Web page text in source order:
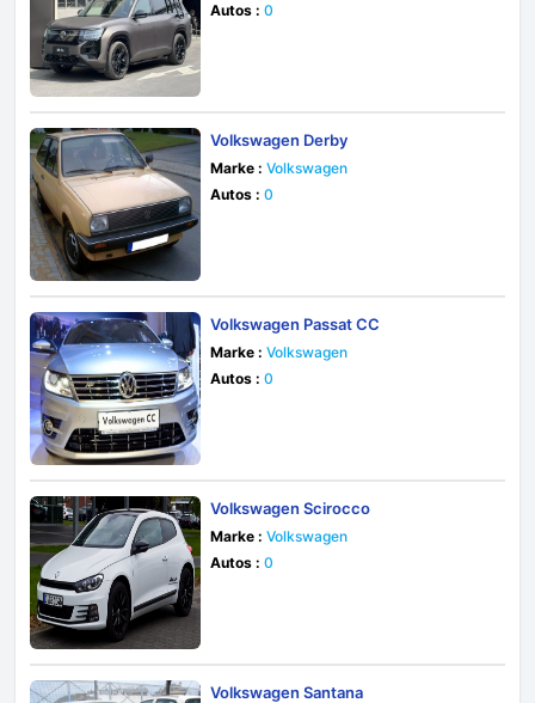
Autos : 0
Volkswagen Derby
Marke : Volkswagen
Autos : 0
Volkswagen Passat CC
Marke : Volkswagen
Autos : 0
Volkswagen Scirocco
Marke : Volkswagen
Autos : 0
Volkswagen Santana